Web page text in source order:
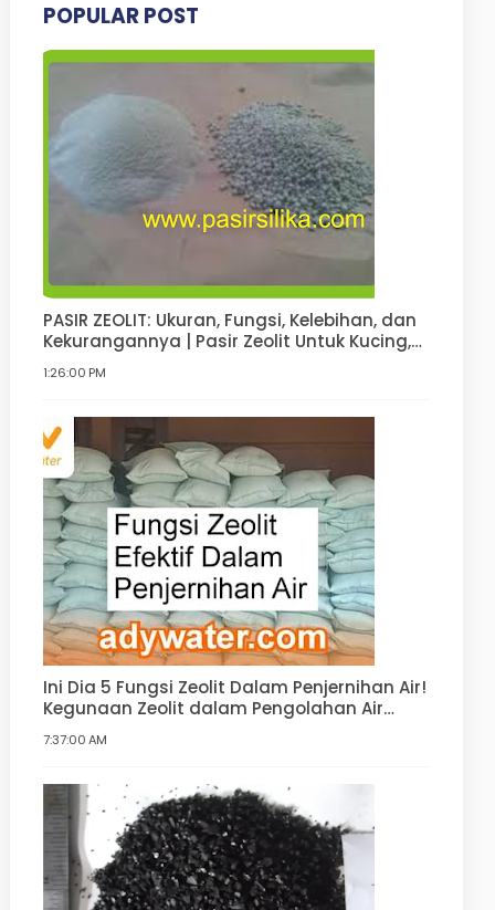
POPULAR POST
PASIR ZEOLIT: Ukuran, Fungsi, Kelebihan, dan
Kekurangannya | Pasir Zeolit Untuk Kucing,
1:26:00 PM
Ini Dia 5 Fungsi Zeolit Dalam Penjernihan Air!
Kegunaan Zeolit dalam Pengolahan Air
7:37:00 AM